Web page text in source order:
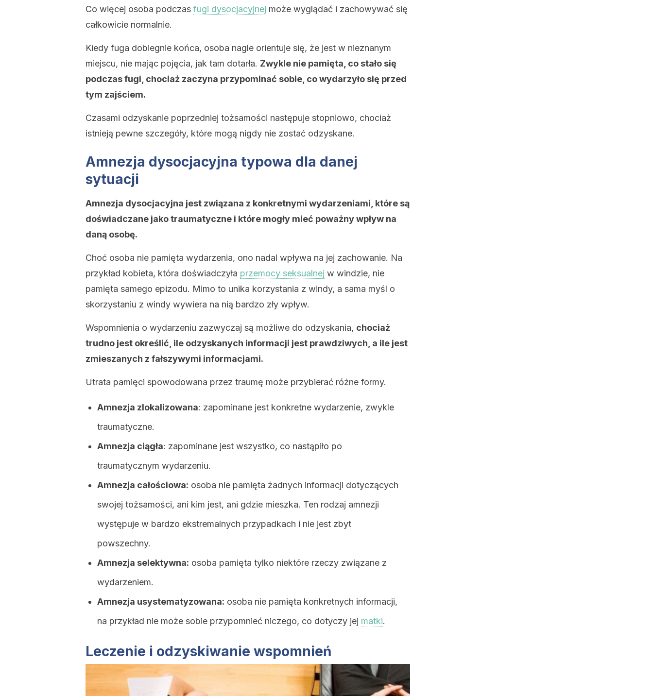
Co więcej osoba podczas fugi dysocjacyjnej może wyglądać i zachowywać się
całkowicie normalnie.
Kiedy fuga dobiegnie końca, osoba nagle orientuje się, że jest w nieznanym
miejscu, nie mając pojęcia, jak tam dotarła. Zwykle nie pamięta, co stało się
podczas fugi, chociaż zaczyna przypominać sobie, co wydarzyło się przed
tym zajściem.
Czasami odzyskanie poprzedniej tożsamości następuje stopniowo, chociaż
istnieją pewne szczegóły, które mogą nigdy nie zostać odzyskane.
Amnezja dysocjacyjna typowa dla danej
sytuacji
Amnezja dysocjacyjna jest związana z konkretnymi wydarzeniami, które są
doświadczane jako traumatyczne i które mogły mieć poważny wpływ na
daną osobę.
Choć osoba nie pamięta wydarzenia, ono nadal wpływa na jej zachowanie. Na
przykład kobieta, która doświadczyła przemocy seksualnej w windzie, nie
pamięta samego epizodu. Mimo to unika korzystania z windy, a sama myśl o
skorzystaniu z windy wywiera na nią bardzo zły wpływ.
Wspomnienia o wydarzeniu zazwyczaj są możliwe do odzyskania, chociaż
trudno jest określić, ile odzyskanych informacji jest prawdziwych, a ile jest
zmieszanych z fałszywymi informacjami.
Utrata pamięci spowodowana przez traumę może przybierać różne formy.
Amnezja zlokalizowana: zapominane jest konkretne wydarzenie, zwykle
traumatyczne.
Amnezja ciągła: zapominane jest wszystko, co nastąpiło po
traumatycznym wydarzeniu.
Amnezja całościowa: osoba nie pamięta żadnych informacji dotyczących
swojej tożsamości, ani kim jest, ani gdzie mieszka. Ten rodzaj amnezji
występuje w bardzo ekstremalnych przypadkach i nie jest zbyt
powszechny.
Amnezja selektywna: osoba pamięta tylko niektóre rzeczy związane z
wydarzeniem.
Amnezja usystematyzowana: osoba nie pamięta konkretnych informacji,
na przykład nie może sobie przypomnieć niczego, co dotyczy jej matki.
Leczenie i odzyskiwanie wspomnień